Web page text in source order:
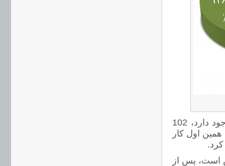
از مجموع 719 آماری که در قسمت سری های زمانی این مرکز وجود دارد، 102
اول کار
این بخش است، پس از